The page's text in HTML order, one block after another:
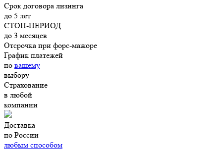
Срок договора лизинга
до 5 лет
СТОП-ПЕРИОД
до 3 месяцев
Отсрочка при форс-мажоре
График платежей
по вашему
выбору
Страхование
в любой
компании
Доставка
по России
любым способом